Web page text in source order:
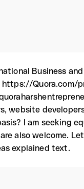
Business
Quora.com/
website
I am seeking
also welcome.
explained text.